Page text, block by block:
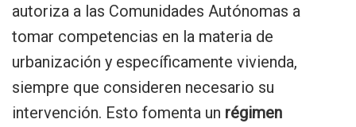
autoriza a las Comunidades Autónomas a
tomar competencias en la materia de
urbanización y específicamente vivienda,
siempre que consideren necesario su
intervención. Esto fomenta un régimen